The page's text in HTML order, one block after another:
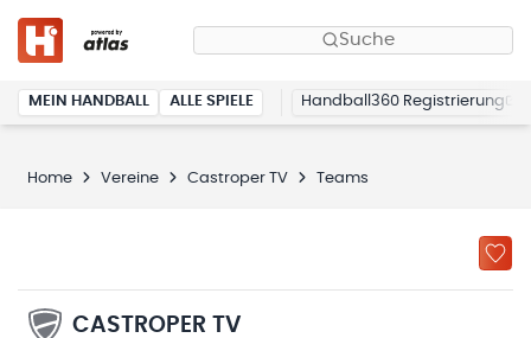
Suche
MEIN HANDBALL ALLE SPIELE Handball360 Registrierung
Home Vereine Castroper TV Teams
CASTROPER TV